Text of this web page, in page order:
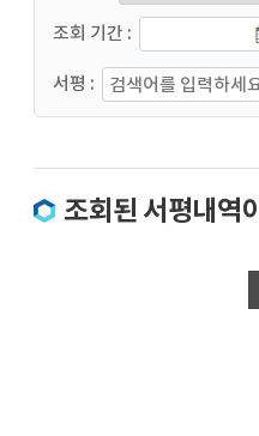
조회 기간 :
서평 :
조회된 서평내역